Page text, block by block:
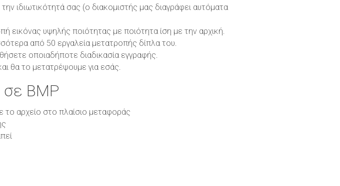
ιδιωτικότητά σας (ο διακομιστής μας διαγράφει αυτόματα
υψηλής ποιότητας με ποιότητα ίση με την αρχική.
από 50 εργαλεία μετατροπής δίπλα του.
οποιαδήποτε διαδικασία εγγραφής.
θα το μετατρέψουμε για εσάς.
BMP
το αρχείο στο πλαίσιο μεταφοράς